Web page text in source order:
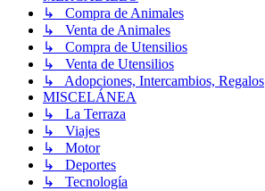
↳ Compra de Animales
↳ Venta de Animales
↳ Compra de Utensilios
↳ Venta de Utensilios
↳ Adopciones, Intercambios, Regalos
MISCELÁNEA
↳ La Terraza
↳ Viajes
↳ Motor
↳ Deportes
↳ Tecnología